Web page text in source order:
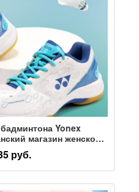
Yonex
магазин женской
обуви yy для детей
руб.